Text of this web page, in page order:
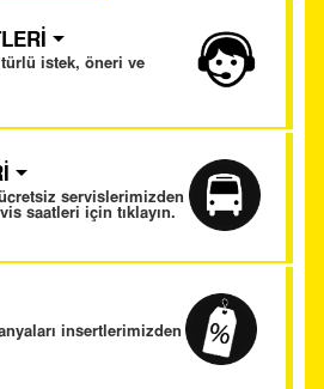
istek, öneri ve
servislerimizden
saatleri için tıklayın.
insertlerimizden